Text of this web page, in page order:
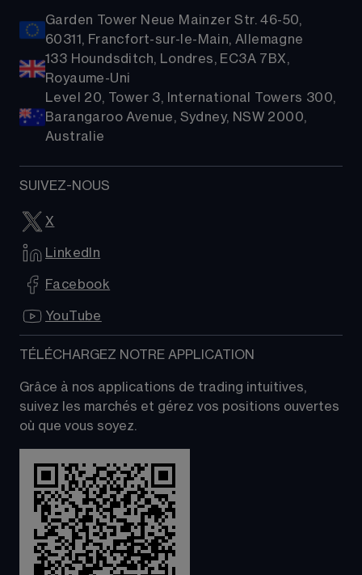
Garden Tower Neue Mainzer Str. 46-50,
60311, Francfort-sur-le-Main, Allemagne
133 Houndsditch, Londres, EC3A 7BX,
Royaume-Uni
Level 20, Tower 3, International Towers 300,
Barangaroo Avenue, Sydney, NSW 2000,
Australie
SUIVEZ-NOUS
X
LinkedIn
Facebook
YouTube
TÉLÉCHARGEZ NOTRE APPLICATION
Grâce à nos applications de trading intuitives,
suivez les marchés et gérez vos positions ouvertes
où que vous soyez.